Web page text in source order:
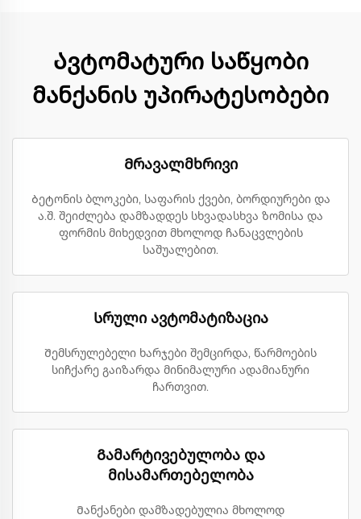
Ავტომატური საწყობი
მანქანის უპირატესობები
Მრავალმხრივი
Ბეტონის ბლოკები, საფარის ქვები, ბორდიურები და
ა.შ. შეიძლება დამზადდეს სხვადასხვა ზომისა და
ფორმის მიხედვით მხოლოდ ჩანაცვლების
საშუალებით.
Სრული ავტომატიზაცია
Შემსრულებელი ხარჯები შემცირდა, წარმოების
სიჩქარე გაიზარდა მინიმალური ადამიანური
ჩართვით.
Გამარტივებულობა და
მისამართებელობა
Მანქანები დამზადებულია მხოლოდ